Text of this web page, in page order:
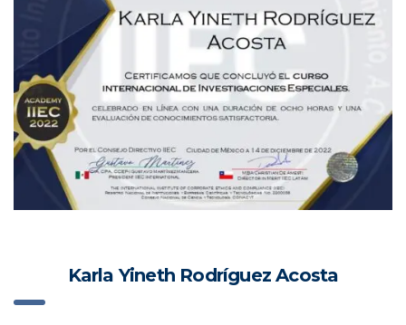
Karla Yineth Rodríguez Acosta